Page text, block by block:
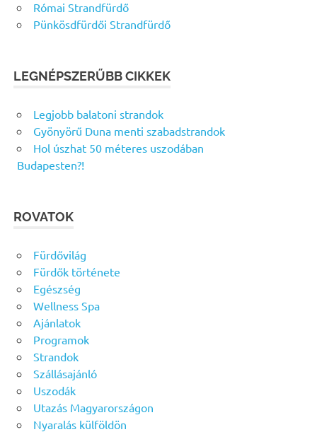
Római Strandfürdő
Pünkösdfürdői Strandfürdő
LEGNÉPSZERŰBB CIKKEK
Legjobb balatoni strandok
Gyönyörű Duna menti szabadstrandok
Hol úszhat 50 méteres uszodában
Budapesten?!
ROVATOK
Fürdővilág
Fürdők története
Egészség
Wellness Spa
Ajánlatok
Programok
Strandok
Szállásajánló
Uszodák
Utazás Magyarországon
Nyaralás külföldön